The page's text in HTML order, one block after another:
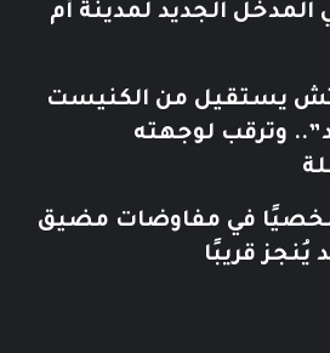
الجديد لمدينة أم
يستقيل من الكنيست
وترقب لوجهته
في مفاوضات مضيق
يُنجز قريبًا